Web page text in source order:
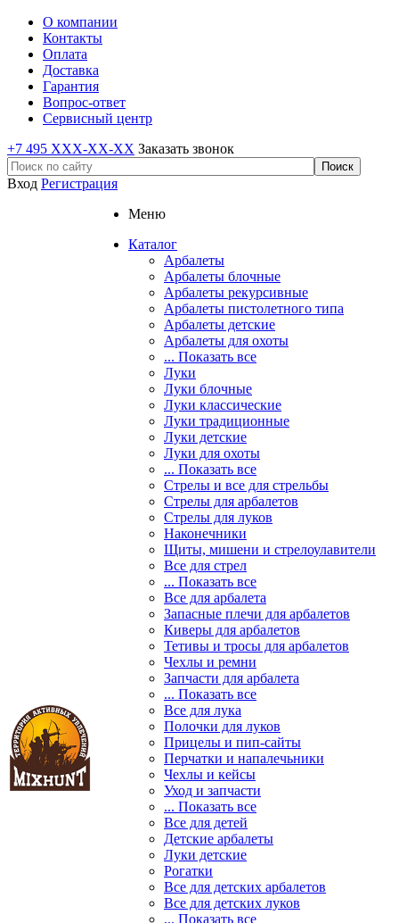
О компании
Контакты
Оплата
Доставка
Гарантия
Вопрос-ответ
Сервисный центр
+7 495 XXX-XX-XX Заказать звонок
Вход Регистрация
Меню
Каталог
Арбалеты
Арбалеты блочные
Арбалеты рекурсивные
Арбалеты пистолетного типа
Арбалеты детские
Арбалеты для охоты
... Показать все
Луки
Луки блочные
Луки классические
Луки традиционные
Луки детские
Луки для охоты
... Показать все
Стрелы и все для стрельбы
Стрелы для арбалетов
Стрелы для луков
Наконечники
Щиты, мишени и стрелоулавители
Все для стрел
... Показать все
Все для арбалета
Запасные плечи для арбалетов
Киверы для арбалетов
Тетивы и тросы для арбалетов
Чехлы и ремни
Запчасти для арбалета
... Показать все
Все для лука
Полочки для луков
Прицелы и пип-сайты
Перчатки и напалечьники
Чехлы и кейсы
Уход и запчасти
... Показать все
Все для детей
Детские арбалеты
Луки детские
Рогатки
Все для детских арбалетов
Все для детских луков
... Показать все